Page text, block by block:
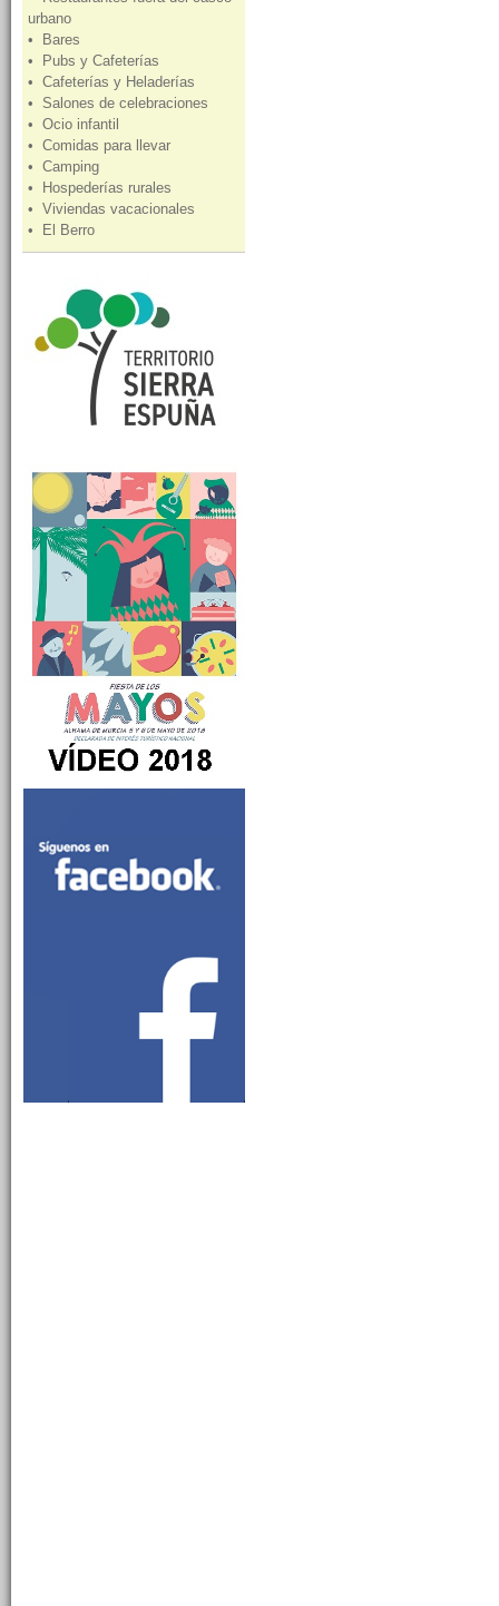
urbano
• Bares
• Pubs y Cafeterías
• Cafeterías y Heladerías
• Salones de celebraciones
• Ocio infantil
• Comidas para llevar
• Camping
• Hospederías rurales
• Viviendas vacacionales
• El Berro